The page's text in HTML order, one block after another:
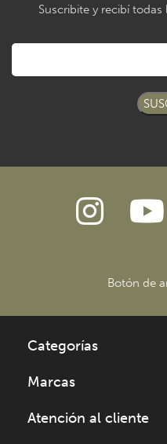
Suscribite y recibí
Botón de
Categorías
Marcas
Atención al cliente